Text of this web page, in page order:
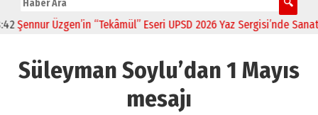
Üzgen’in “Tekâmül” Eseri UPSD 2026 Yaz Sergisi’nde
Süleyman Soylu’dan 1 Mayıs
mesajı